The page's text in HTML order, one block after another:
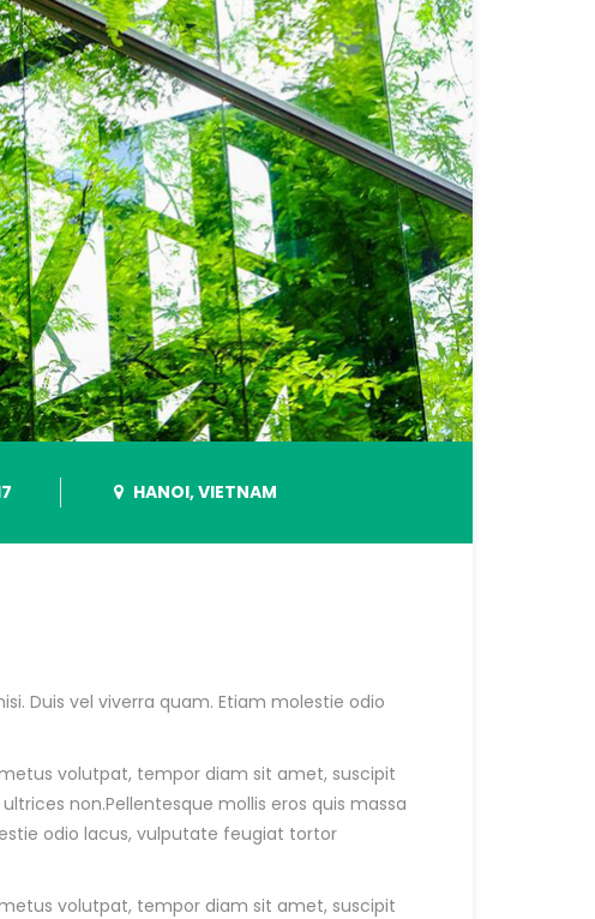
HANOI, VIETNAM
Duis vel viverra quam. Etiam molestie odio
volutpat, tempor diam sit amet, suscipit
non.Pellentesque mollis eros quis massa
odio lacus, vulputate feugiat tortor
volutpat, tempor diam sit amet, suscipit